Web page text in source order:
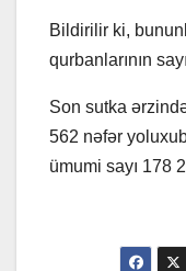
Bildirilir ki,
qurbanlarının
Son sutka
562 nəfər
ümumi sayı 178